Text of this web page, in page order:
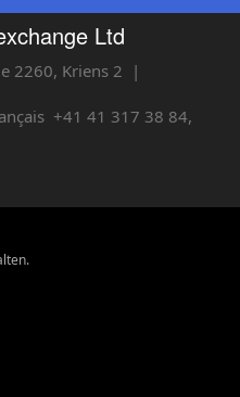
Ltd
2260, Kriens 2 |
+41 41 317 38 84,